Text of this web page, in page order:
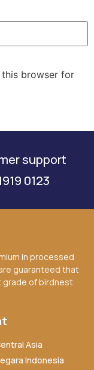
this browser for
support
0123
in processed
guaranteed that
grade of birdnest.
Asia
Indonesia